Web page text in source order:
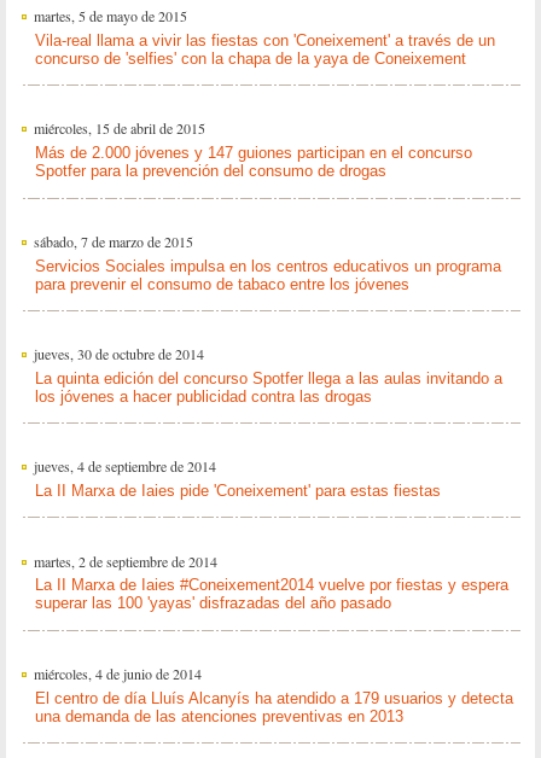
martes, 5 de mayo de 2015
Vila-real llama a vivir las fiestas con 'Coneixement' a través de un
concurso de 'selfies' con la chapa de la yaya de Coneixement
miércoles, 15 de abril de 2015
Más de 2.000 jóvenes y 147 guiones participan en el concurso
Spotfer para la prevención del consumo de drogas
sábado, 7 de marzo de 2015
Servicios Sociales impulsa en los centros educativos un programa
para prevenir el consumo de tabaco entre los jóvenes
jueves, 30 de octubre de 2014
La quinta edición del concurso Spotfer llega a las aulas invitando a
los jóvenes a hacer publicidad contra las drogas
jueves, 4 de septiembre de 2014
La II Marxa de Iaies pide 'Coneixement' para estas fiestas
martes, 2 de septiembre de 2014
La II Marxa de Iaies #Coneixement2014 vuelve por fiestas y espera
superar las 100 'yayas' disfrazadas del año pasado
miércoles, 4 de junio de 2014
El centro de día Lluís Alcanyís ha atendido a 179 usuarios y detecta
una demanda de las atenciones preventivas en 2013